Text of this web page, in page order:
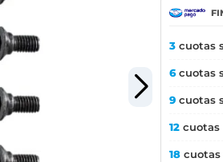
3 cuotas
6cuotas
9 cuotas
12 cuotas
18 cuotas